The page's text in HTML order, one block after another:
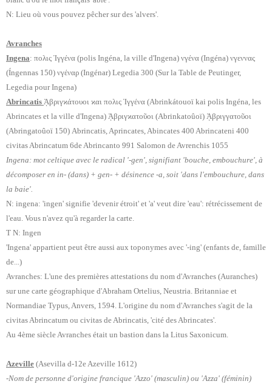
N: Lieu où vous pouvez pêcher sur des 'alvers'.
Avranches
Ingena: πολις Ἰγγένα (polis Ingéna, la ville d'Ingena) νγένα (Ingéna) νγεννας
(Íngennas 150) νγέναρ (Ingénar) Legedia 300 (Sur la Table de Peutinger,
Legedia pour Ingena)
Abrincatis ᾈβριγϰάτουοι ϰαι πολις Ἰγγένα (Abrinkátouoï kai polis Ingéna, les
Abrincates et la ville d'Ingena) ᾈβριγϰατοῦoι (Abrinkatoûoï) ᾈβριγγατοῦoι
(Abringatoûoï 150) Abrincatis, Aprincates, Abincates 400 Abrincateni 400
civitas Abrincatum 6de Abrincanto 991 Salomon de Avrenchis 1055
Ingena: mot celtique avec le radical '-gen', signifiant 'bouche, embouchure', à
décomposer en in- (dans) + gen- + désinence -a, soit 'dans l'embouchure, dans
la baie'.
N: ingena: 'ingen' signifie 'devenir étroit' et 'a' veut dire 'eau': rétrécissement de
l'eau. Vous n'avez qu'à regarder la carte.
T N: Ingen
'Ingena' appartient peut être aussi aux toponymes avec '-ing' (enfants de, famille
de...)
Avranches: L'une des premières attestations du nom d'Avranches (Auranches)
sur une carte géographique d'Abraham Ortelius, Neustria. Britanniae et
Normandiae Typus, Anvers, 1594. L'origine du nom d'Avranches s'agit de la
civitas Abrincatum ou civitas de Abrincatis, 'cité des Abrincates'.
Au 4ème siècle Avranches était un bastion dans la Litus Saxonicum.
Azeville (Asevilla d-12e Azeville 1612)
-Nom de personne d'origine francique 'Azzo' (masculin) ou 'Azza' (féminin)